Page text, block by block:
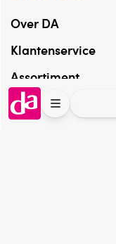
Over DA
Klantenservice
Assortiment